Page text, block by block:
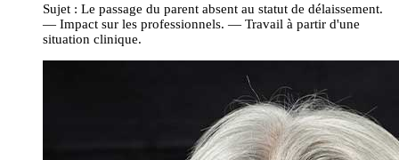
Sujet : Le passage du parent absent au statut de délaissement.
— Impact sur les professionnels. — Travail à partir d'une
situation clinique.